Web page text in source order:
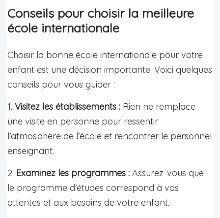
Conseils pour choisir la meilleure
école internationale
Choisir la bonne école internationale pour votre
enfant est une décision importante. Voici quelques
conseils pour vous guider :
1. Visitez les établissements : Rien ne remplace
une visite en personne pour ressentir
l’atmosphère de l’école et rencontrer le personnel
enseignant.
2. Examinez les programmes : Assurez-vous que
le programme d’études correspond à vos
attentes et aux besoins de votre enfant.